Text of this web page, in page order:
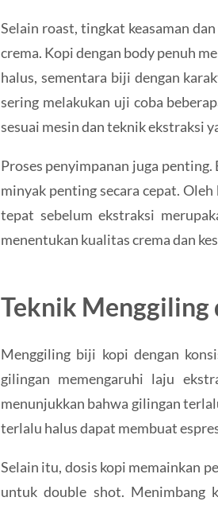
Selain roast, tingkat keasaman
crema. Kopi dengan body penuh
halus, sementara biji dengan
sering melakukan uji coba
sesuai mesin dan teknik ekstraksi
Proses penyimpanan juga
minyak penting secara cepat.
tepat sebelum ekstraksi
menentukan kualitas crema dan
Teknik Menggiling
Menggiling biji kopi dengan
gilingan memengaruhi laju
menunjukkan bahwa gilingan
terlalu halus dapat membuat
Selain itu, dosis kopi memainkan
untuk double shot. Menimbang